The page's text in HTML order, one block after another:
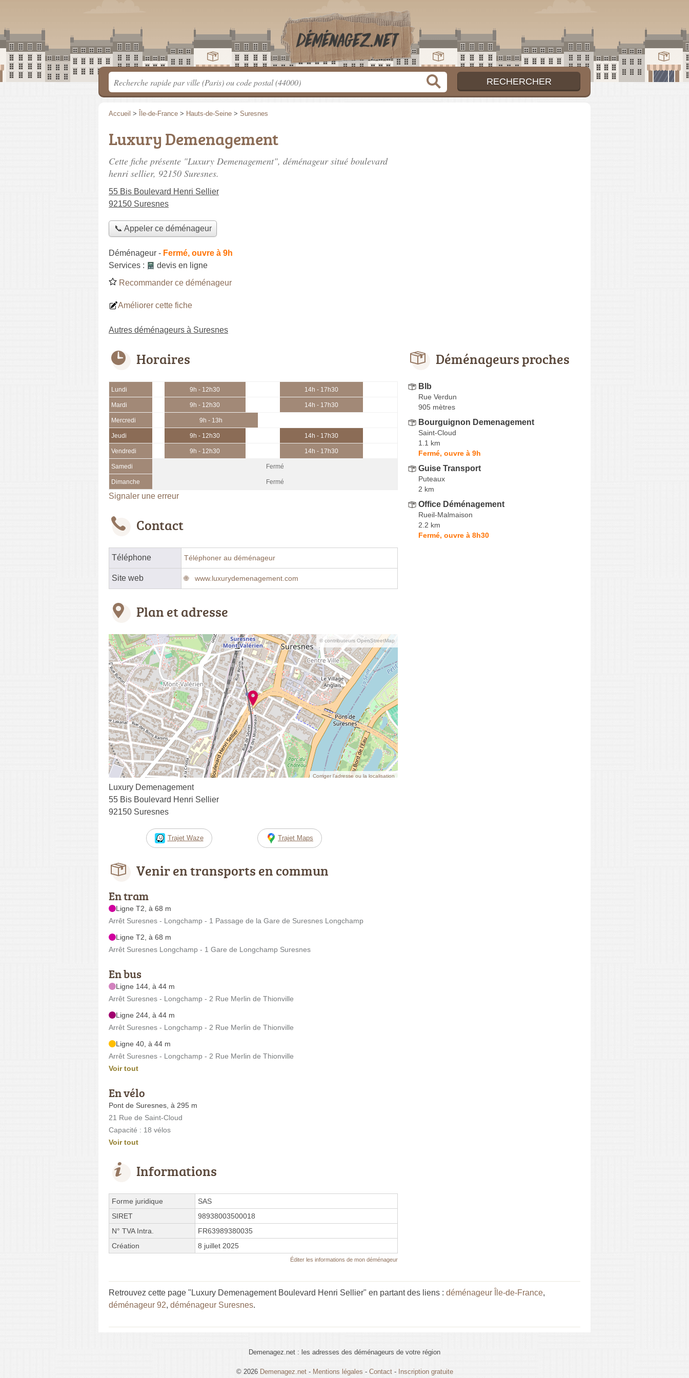
Accueil > Île-de-France > Hauts-de-Seine > Suresnes
Luxury Demenagement
Cette fiche présente "Luxury Demenagement", déménageur situé boulevard
henri sellier, 92150 Suresnes.
55 Bis Boulevard Henri Sellier
92150 Suresnes
📞 Appeler ce déménageur
Déménageur - Fermé, ouvre à 9h
Services :
devis en ligne
Recommander ce déménageur
Améliorer cette fiche
Autres déménageurs à Suresnes
Horaires
Lundi 9h - 12h30 14h - 17h30
Mardi 9h - 12h30 14h - 17h30
Mercredi 9h - 13h
Jeudi 9h - 12h30 14h - 17h30
Vendredi 9h - 12h30 14h - 17h30
Samedi Fermé
Dimanche Fermé
Signaler une erreur
Contact
Téléphone Téléphoner au déménageur
Site web www.luxurydemenagement.com
Plan et adresse
© contributeurs OpenStreetMap
Corriger l’adresse ou la localisation
Luxury Demenagement
55 Bis Boulevard Henri Sellier
92150 Suresnes
Trajet Waze Trajet Maps
Venir en transports en commun
En tram
Ligne T2, à 68 m
Arrêt Suresnes - Longchamp - 1 Passage de la Gare de Suresnes Longchamp
Ligne T2, à 68 m
Arrêt Suresnes Longchamp - 1 Gare de Longchamp Suresnes
En bus
Ligne 144, à 44 m
Arrêt Suresnes - Longchamp - 2 Rue Merlin de Thionville
Ligne 244, à 44 m
Arrêt Suresnes - Longchamp - 2 Rue Merlin de Thionville
Ligne 40, à 44 m
Arrêt Suresnes - Longchamp - 2 Rue Merlin de Thionville
Voir tout
En vélo
Pont de Suresnes, à 295 m
21 Rue de Saint-Cloud
Capacité : 18 vélos
Voir tout
Informations
Forme juridique
SAS
SIRET
98938003500018
N° TVA Intra.
FR63989380035
Création
8 juillet 2025
Éditer les informations de mon déménageur
Déménageurs proches
Blb
Rue Verdun
905 mètres
Bourguignon Demenagement
Saint-Cloud
1.1 km
Fermé, ouvre à 9h
Guise Transport
Puteaux
2 km
Office Déménagement
Rueil-Malmaison
2.2 km
Fermé, ouvre à 8h30
Retrouvez cette page "Luxury Demenagement Boulevard Henri Sellier" en partant des liens : déménageur Île-de-France,
déménageur 92, déménageur Suresnes.
Demenagez.net : les adresses des déménageurs de votre région
© 2026 Demenagez.net - Mentions légales - Contact- Inscription gratuite